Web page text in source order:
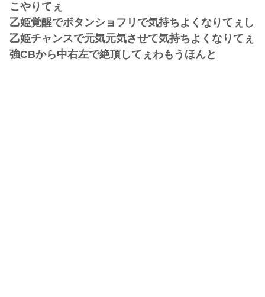
こやりてぇ
乙姫覚醒でボタンショフリで気持ちよくなりてぇし
乙姫チャンスで元気元気させて気持ちよくなりてぇ
強CBから中右左で絶頂してぇわもうほんと